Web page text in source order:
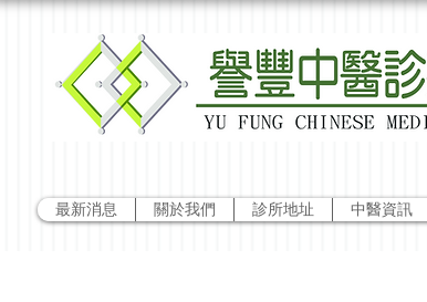
最新消息 關於我們 診所地址 中醫資訊